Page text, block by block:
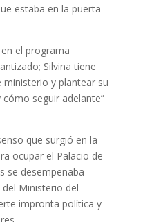
estaba en la puerta
el programa
Silvina tiene
y plantear su
seguir adelante”
que surgió en la
ocupar el Palacio de
se desempeñaba
Ministerio del
impronta política y